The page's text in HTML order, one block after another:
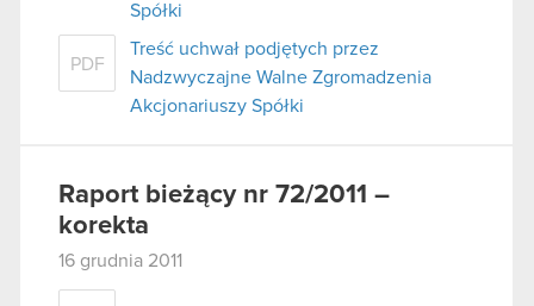
Spółki
PDF
Treść uchwał podjętych przez
Nadzwyczajne Walne Zgromadzenia
Akcjonariuszy Spółki
Raport bieżący nr 72/2011 –
korekta
16 grudnia 2011